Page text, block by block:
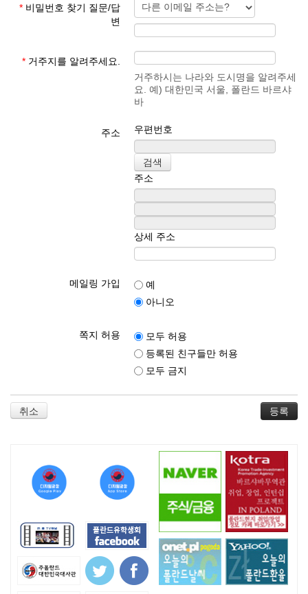
* 비밀번호 찾기 질문/답
변
* 거주지를 알려주세요.
거주하시는 나라와 도시명을 알려주세
요. 예) 대한민국 서울, 폴란드 바르샤
바
주소 우편번호
주소
상세 주소
메일링 가입
예
아니오
쪽지 허용
모두 허용
등록된 친구들만 허용
모두 금지
취소